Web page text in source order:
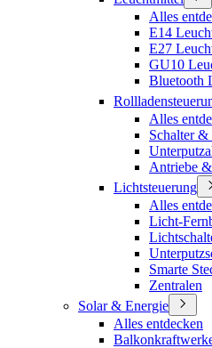
Alles
E14
E27
GU10
Bluetooth
Alles
Schalter &
Antriebe
Lichtsteuerung
Alles
Licht-
Smarte
Zentralen
Solar & Energie
Alles entdecken